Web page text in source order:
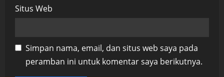
Situs Web
Simpan nama, email, dan situs web saya pada
peramban ini untuk komentar saya berikutnya.